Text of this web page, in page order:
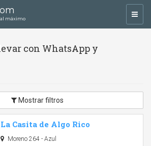
al máximo
con WhatsApp y
Mostrar filtros
La Casita de Algo Rico
Moreno 264 - Azul